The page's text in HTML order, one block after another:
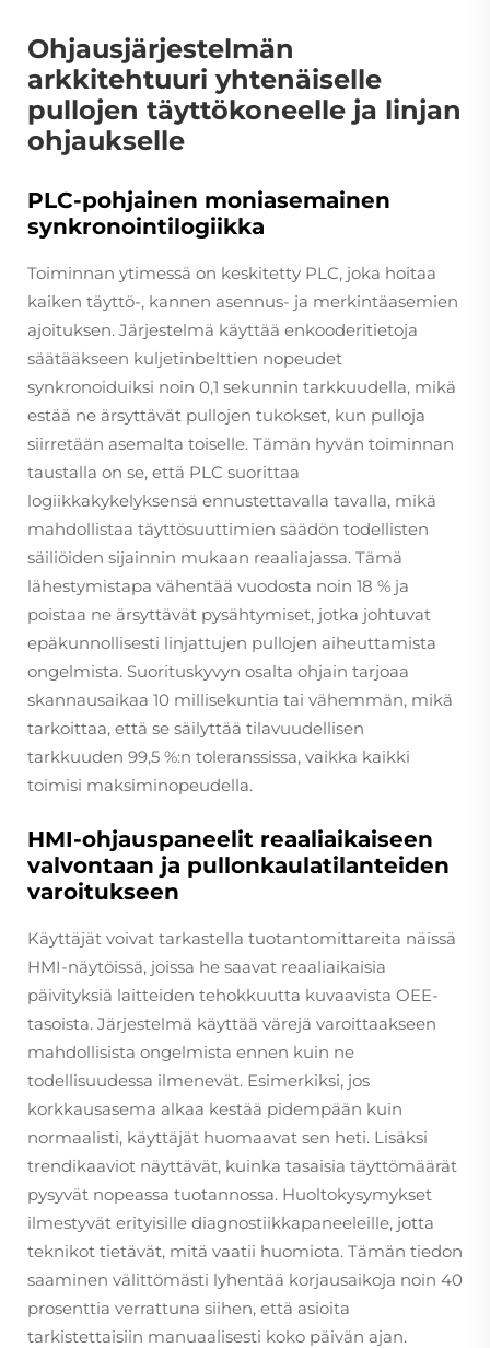
Ohjausjärjestelmän
arkkitehtuuri yhtenäiselle
pullojen täyttökoneelle ja linjan
ohjaukselle
PLC-pohjainen moniasemainen
synkronointilogiikka
Toiminnan ytimessä on keskitetty PLC, joka hoitaa
kaiken täyttö-, kannen asennus- ja merkintäasemien
ajoituksen. Järjestelmä käyttää enkooderitietoja
säätääkseen kuljetinbelttien nopeudet
synkronoiduiksi noin 0,1 sekunnin tarkkuudella, mikä
estää ne ärsyttävät pullojen tukokset, kun pulloja
siirretään asemalta toiselle. Tämän hyvän toiminnan
taustalla on se, että PLC suorittaa
logiikkakykelyksensä ennustettavalla tavalla, mikä
mahdollistaa täyttösuuttimien säädön todellisten
säiliöiden sijainnin mukaan reaaliajassa. Tämä
lähestymistapa vähentää vuodosta noin 18 % ja
poistaa ne ärsyttävät pysähtymiset, jotka johtuvat
epäkunnollisesti linjattujen pullojen aiheuttamista
ongelmista. Suorituskyvyn osalta ohjain tarjoaa
skannausaikaa 10 millisekuntia tai vähemmän, mikä
tarkoittaa, että se säilyttää tilavuudellisen
tarkkuuden 99,5 %:n toleranssissa, vaikka kaikki
toimisi maksiminopeudella.
HMI-ohjauspaneelit reaaliaikaiseen
valvontaan ja pullonkaulatilanteiden
varoitukseen
Käyttäjät voivat tarkastella tuotantomittareita näissä
HMI-näytöissä, joissa he saavat reaaliaikaisia
päivityksiä laitteiden tehokkuutta kuvaavista OEE-
tasoista. Järjestelmä käyttää värejä varoittaakseen
mahdollisista ongelmista ennen kuin ne
todellisuudessa ilmenevät. Esimerkiksi, jos
korkkausasema alkaa kestää pidempään kuin
normaalisti, käyttäjät huomaavat sen heti. Lisäksi
trendikaaviot näyttävät, kuinka tasaisia täyttömäärät
pysyvät nopeassa tuotannossa. Huoltokysymykset
ilmestyvät erityisille diagnostiikkapaneeleille, jotta
teknikot tietävät, mitä vaatii huomiota. Tämän tiedon
saaminen välittömästi lyhentää korjausaikoja noin 40
prosenttia verrattuna siihen, että asioita
tarkistettaisiin manuaalisesti koko päivän ajan.